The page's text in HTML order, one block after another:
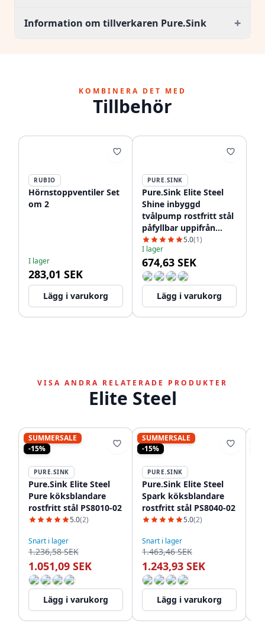
Information om tillverkaren Pure.Sink +
KOMBINERA DET MED
Tillbehör
RUBIO
Hörnstoppventiler Set
om 2
I lager
283,01 SEK
Lägg i varukorg
PURE.SINK
Pure.Sink Elite Steel
Shine inbyggd
tvålpump rostfritt stål
påfyllbar uppifrån
PS9010-025.0(1)
I lager
674,63 SEK
Lägg i varukorg
VISA ANDRA RELATERADE PRODUKTER
Elite Steel
SUMMERSALE
-15%
PURE.SINK
Pure.Sink Elite Steel
Pure köksblandare
rostfritt stål PS8010-02
5.0(2)
Snart i lager
1.236,58 SEK
1.051,09 SEK
Lägg i varukorg
SUMMERSALE
-15%
PURE.SINK
Pure.Sink Elite Steel
Spark köksblandare
rostfritt stål PS8040-02
5.0(2)
Snart i lager
1.463,46 SEK
1.243,93 SEK
Lägg i varukorg